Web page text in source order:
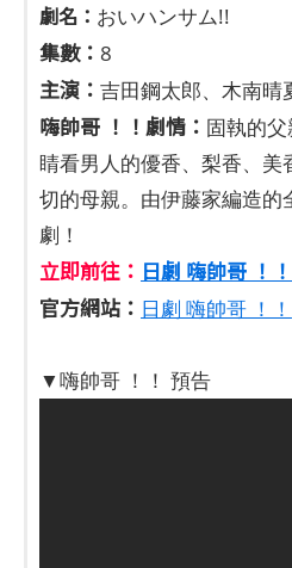
劇名： おいハンサム!!
集數： 8
主演： 吉田鋼太郎、木南晴
嗨帥哥 ！！劇情： 固執的
睛看男人的優香、梨香、美
切的母親。由伊藤家編造的
劇！
立即前往： 日劇 嗨帥哥 ！
官方網站： 日劇 嗨帥哥 ！！
▼嗨帥哥 ！！ 預告